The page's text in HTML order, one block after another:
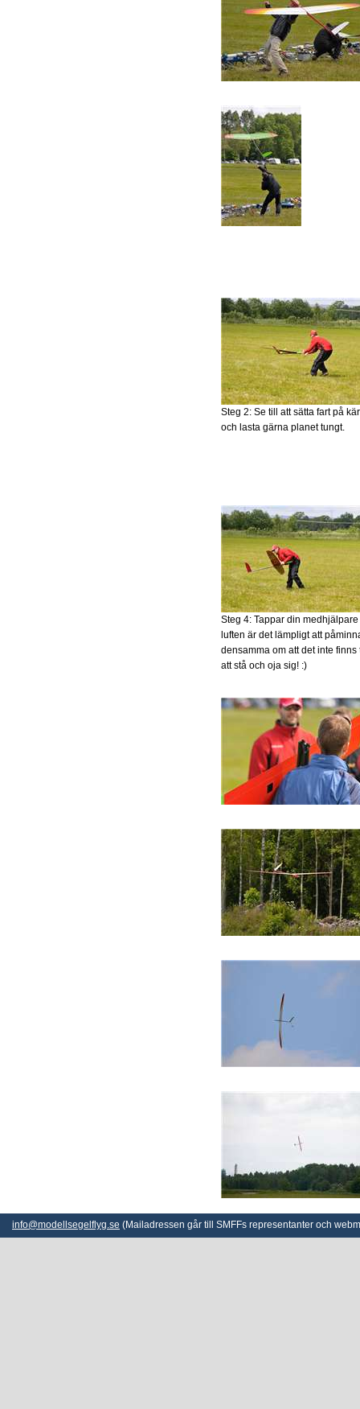
Steg 2: Se till att sätta fart på
och lasta gärna planet tungt.
Steg 4: Tappar din medhjälpare
luften är det lämpligt att
densamma om att det inte finns
att stå och oja sig! :)
info@modellsegelflyg.se (Mailadressen går till SMFFs representanter och